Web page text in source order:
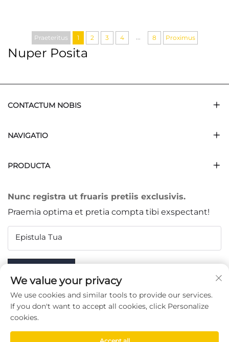
Praeteritus 1 2 3 4 8 Proximus
Nuper Posita
CONTACTUM NOBIS
NAVIGATIO
PRODUCTA
Nunc registra ut fruaris pretiis exclusivis.
Praemia optima et pretia compta tibi exspectant!
Epistula Tua
SEQUERE NOS
We value your privacy
We use cookies and similar tools to provide our services.
If you don't want to accept all cookies, click Personalize
cookies.